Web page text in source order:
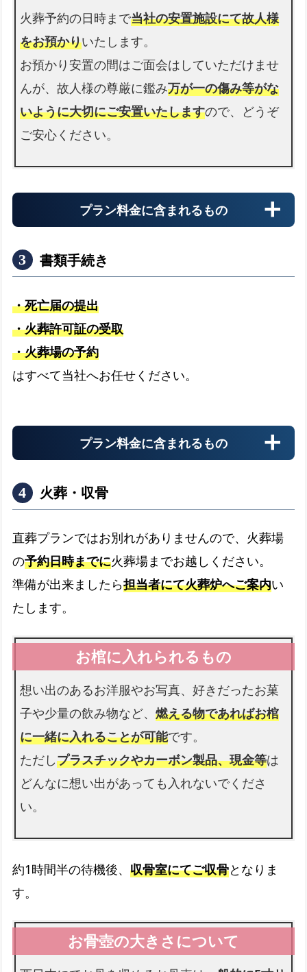
expand_more 介護施設へのお迎え
警察署
expand_more警察署へのお迎え
火葬予約の日時まで当社の安置施設にて故人様
をお預かりいたします。
お預かり安置の間はご面会はしていただけませ
んが、故人様の尊厳に鑑み万が一の傷み等がな
いように大切にご安置いたしますので、どうぞ
ご安心ください。
プラン料金に含まれるもの
お迎え先からの搬送料金
安置料金
ドライアイス
最大3日分まで無料です
故人様を収めるお棺です
仏衣
納棺時にお着せします
書類手続き
・死亡届の提出
・火葬許可証の受取
・火葬場の予約
はすべて当社へお任せください。
プラン料金に含まれるもの
書類手続き代行
書類手続きはすべて代行します
火葬・収骨
直葬プランではお別れがありませんので、火葬場
の予約日時までに火葬場までお越しください。
準備が出来ましたら担当者にて火葬炉へご案内い
たします。
想い出のあるお洋服やお写真、好きだったお菓
子や少量の飲み物など、燃える物であればお棺
に一緒に入れることが可能です。
ただしプラスチックやカーボン製品、現金等は
どんなに想い出があっても入れないでくださ
い。
約1時間半の待機後、 収骨室にてご収骨となりま
す。